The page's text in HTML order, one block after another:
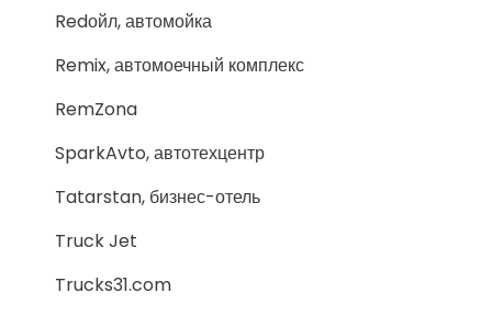
Redойл, автомойка
Remix, автомоечный комплекс
RemZona
SparkAvto, автотехцентр
Tatarstan, бизнес-отель
Truck Jet
Trucks31.com